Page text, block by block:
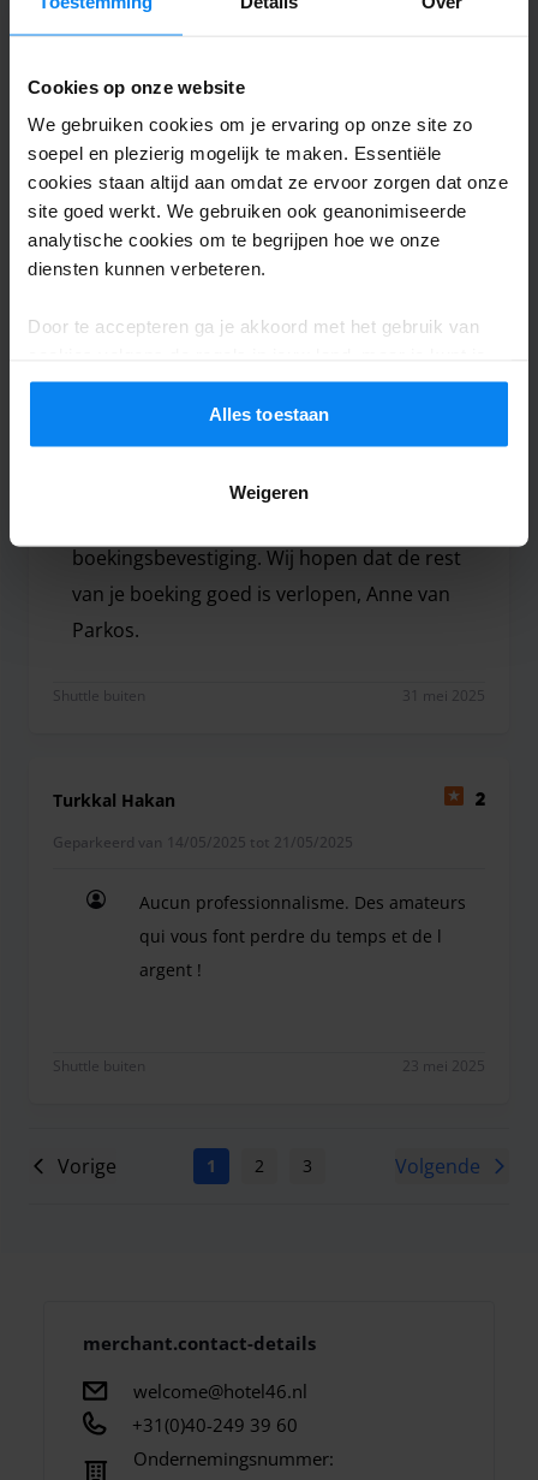
Cookies op onze website
We gebruiken cookies om je ervaring op onze site zo
soepel en plezierig mogelijk te maken. Essentiële
cookies staan altijd aan omdat ze ervoor zorgen dat onze
site goed werkt. We gebruiken ook geanonimiseerde
analytische cookies om te begrijpen hoe we onze
diensten kunnen verbeteren.
Door te accepteren ga je akkoord met het gebruik van
instellingen op elk moment aanpassen. Bekijk voor alle
Privacybeleid.
Alles toestaan
Weigeren
Henk Lap
Geen communicatie tussen taxi en Parkos
Geen communicatie tussen taxi en Parkos
Parkos
Hey Henk, dank je voor je bericht. Dit klopt
en wij beheren de parkeerterreinen zelf
niet. Wanneer je problemen ervaart met de
shuttle of taxi, is het noodzakelijk dat je dit
overlegt met de parking zodat ze je hierbij
verder kunnen assisteren. De
boekingsbevestiging. Wij hopen dat de rest
van je boeking goed is verlopen, Anne van
Parkos.
Shuttle buiten 31 mei 2025
Turkkal Hakan 2
Geparkeerd van 14/05/2025 tot 21/05/2025
Aucun professionnalisme. Des amateurs
qui vous font perdre du temps et de l
argent !
Shuttle buiten 23 mei 2025
Vorige 1 2 3 5 6 7
Volgende
merchant.contact-details
welcome@hotel46.nl
+31(0)40-249 39 60
Ondernemingsnummer: